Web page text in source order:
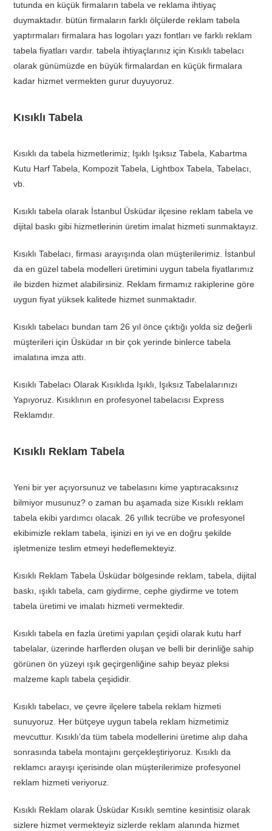
tutunda en küçük firmaların tabela ve reklama ihtiyaç
duymaktadır. bütün firmaların farklı ölçülerde reklam tabela
yaptırmaları firmalara has logoları yazı fontları ve farklı reklam
tabela fiyatları vardır. tabela ihtiyaçlarınız için Kısıklı tabelacı
olarak günümüzde en büyük firmalardan en küçük firmalara
kadar hizmet vermekten gurur duyuyoruz.
Kısıklı Tabela
Kısıklı da tabela hizmetlerimiz; Işıklı Işıksız Tabela, Kabartma
Kutu Harf Tabela, Kompozit Tabela, Lightbox Tabela, Tabelacı,
vb.
Kısıklı tabela olarak İstanbul Üsküdar ilçesine reklam tabela ve
dijital baskı gibi hizmetlerinin üretim imalat hizmeti sunmaktayız.
Kısıklı Tabelacı, firması arayışında olan müşterilerimiz. İstanbul
da en güzel tabela modelleri üretimini uygun tabela fiyatlarımız
ile bizden hizmet alabilirsiniz. Reklam firmamız rakiplerine göre
uygun fiyat yüksek kalitede hizmet sunmaktadır.
Kısıklı tabelacı bundan tam 26 yıl önce çıktığı yolda siz değerli
müşterileri için Üsküdar ın bir çok yerinde binlerce tabela
imalatına imza attı.
Kısıklı Tabelacı Olarak Kısıklıda Işıklı, Işıksız Tabelalarınızı
Yapıyoruz. Kısıklının en profesyonel tabelacısı Express
Reklamdır.
Kısıklı Reklam Tabela
Yeni bir yer açıyorsunuz ve tabelasını kime yaptıracaksınız
bilmiyor musunuz? o zaman bu aşamada size Kısıklı reklam
tabela ekibi yardımcı olacak. 26 yıllık tecrübe ve profesyonel
ekibimizle reklam tabela, işinizi en iyi ve en doğru şekilde
işletmenize teslim etmeyi hedeflemekteyiz.
Kısıklı Reklam Tabela Üsküdar bölgesinde reklam, tabela, dijital
baskı, ışıklı tabela, cam giydirme, cephe giydirme ve totem
tabela üretimi ve imalatı hizmeti vermektedir.
Kısıklı tabela en fazla üretimi yapılan çeşidi olarak kutu harf
tabelalar, üzerinde harflerden oluşan ve belli bir derinliğe sahip
görünen ön yüzeyi ışık geçirgenliğine sahip beyaz pleksi
malzeme kaplı tabela çeşididir.
Kısıklı tabelacı, ve çevre ilçelere tabela reklam hizmeti
sunuyoruz. Her bütçeye uygun tabela reklam hizmetimiz
mevcuttur. Kısıklı’da tüm tabela modellerini üretime alıp daha
sonrasında tabela montajını gerçekleştiriyoruz. Kısıklı da
reklamcı arayışı içerisinde olan müşterilerimize profesyonel
reklam hizmeti veriyoruz.
Kısıklı Reklam olarak Üsküdar Kısıklı semtine kesintisiz olarak
sizlere hizmet vermekteyiz sizlerde reklam alanında hizmet